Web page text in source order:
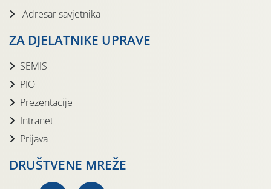
Adresar savjetnika
ZA DJELATNIKE UPRAVE
SEMIS
PIO
Prezentacije
Intranet
Prijava
DRUŠTVENE MREŽE